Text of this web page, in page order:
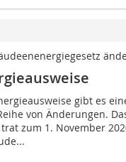
gibt es
von Änderungen.
trat zum 1. November